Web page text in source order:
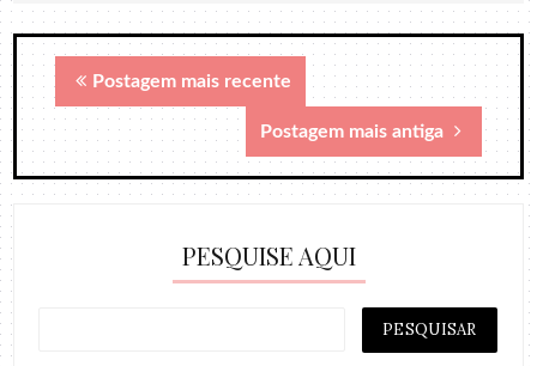
Postagem mais recente
Postagem mais antiga
PESQUISE AQUI